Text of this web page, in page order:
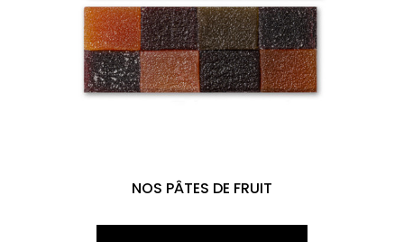
NOS PÂTES DE FRUIT